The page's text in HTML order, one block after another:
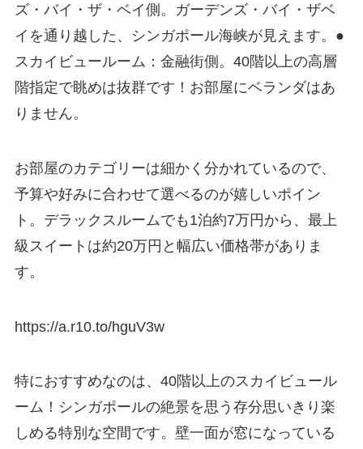
ズ・バイ・ザ・ベイ側。ガーデンズ・バイ・ザベ
イを通り越した、シンガポール海峡が見えます。●
スカイビュールーム：金融街側。40階以上の高層
階指定で眺めは抜群です！お部屋にベランダはあ
りません。
お部屋のカテゴリーは細かく分かれているので、
予算や好みに合わせて選べるのが嬉しいポイン
ト。デラックスルームでも1泊約7万円から、最上
級スイートは約20万円と幅広い価格帯がありま
す。
https://a.r10.to/hguV3w
特におすすめなのは、40階以上のスカイビュール
ーム！シンガポールの絶景を思う存分思いきり楽
しめる特別な空間です。壁一面が窓になっている